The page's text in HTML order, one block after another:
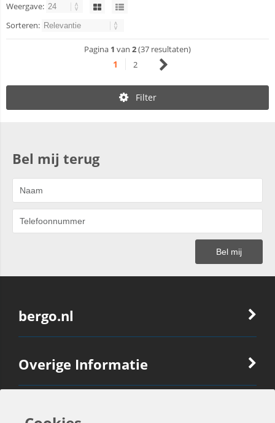
Weergave:
Sorteren:
Pagina 1 van 2(37 resultaten)
1 2
Filter
Bel mij terug
bergo.nl
Overige Informatie
Ook Interessant